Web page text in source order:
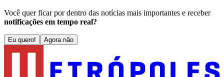
Você quer ficar por dentro das notícias mais importantes e receber
notificações em tempo real?
Eu quero! Agora não